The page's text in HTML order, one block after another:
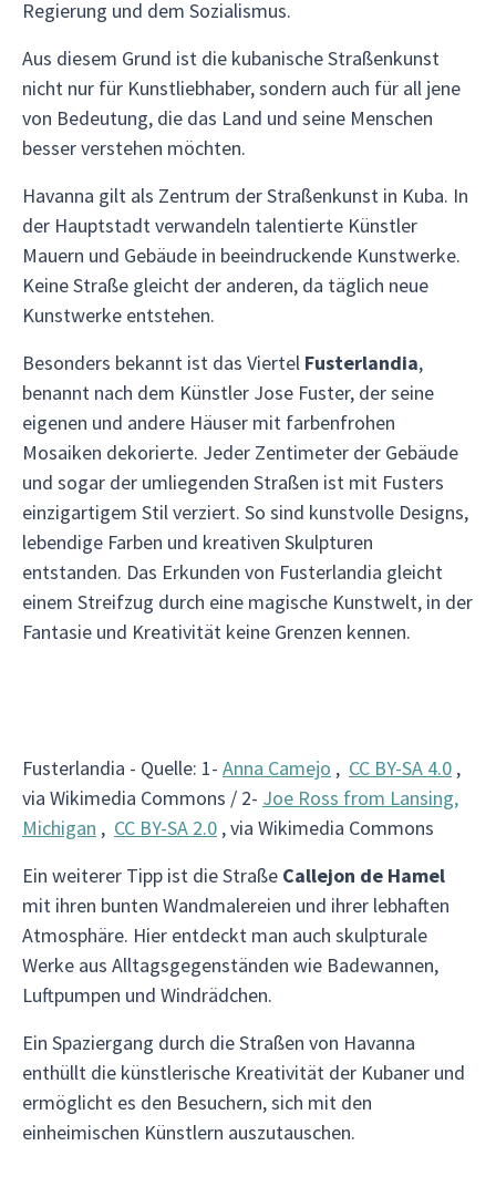
Regierung und dem Sozialismus.
Aus diesem Grund ist die kubanische Straßenkunst
nicht nur für Kunstliebhaber, sondern auch für all jene
von Bedeutung, die das Land und seine Menschen
besser verstehen möchten.
Havanna gilt als Zentrum der Straßenkunst in Kuba. In
der Hauptstadt verwandeln talentierte Künstler
Mauern und Gebäude in beeindruckende Kunstwerke.
Keine Straße gleicht der anderen, da täglich neue
Kunstwerke entstehen.
Besonders bekannt ist das Viertel Fusterlandia,
benannt nach dem Künstler Jose Fuster, der seine
eigenen und andere Häuser mit farbenfrohen
Mosaiken dekorierte. Jeder Zentimeter der Gebäude
und sogar der umliegenden Straßen ist mit Fusters
einzigartigem Stil verziert. So sind kunstvolle Designs,
lebendige Farben und kreativen Skulpturen
entstanden. Das Erkunden von Fusterlandia gleicht
einem Streifzug durch eine magische Kunstwelt, in der
Fantasie und Kreativität keine Grenzen kennen.
Fusterlandia - Quelle: 1- Anna Camejo , CC BY-SA 4.0 ,
via Wikimedia Commons / 2- Joe Ross from Lansing,
Michigan , CC BY-SA 2.0 , via Wikimedia Commons
Ein weiterer Tipp ist die Straße Callejon de Hamel
mit ihren bunten Wandmalereien und ihrer lebhaften
Atmosphäre. Hier entdeckt man auch skulpturale
Werke aus Alltagsgegenständen wie Badewannen,
Luftpumpen und Windrädchen.
Ein Spaziergang durch die Straßen von Havanna
enthüllt die künstlerische Kreativität der Kubaner und
ermöglicht es den Besuchern, sich mit den
einheimischen Künstlern auszutauschen.